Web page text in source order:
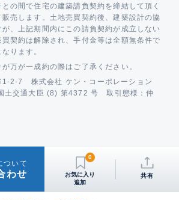
の間で住宅の建築請負契約を締結して頂く
売します。土地売買契約後、建築設計の協
、上記期間内にこの請負契約が成立しない
契約は解除され、手付金等は全額無条件で
ります。
万が一成約の際はご了承ください。
1-2-7 株式会社 ケン・コーポレーション
土交通大臣 (8) 第4372 号 取引態様：仲
ついて
わせ
0
共有